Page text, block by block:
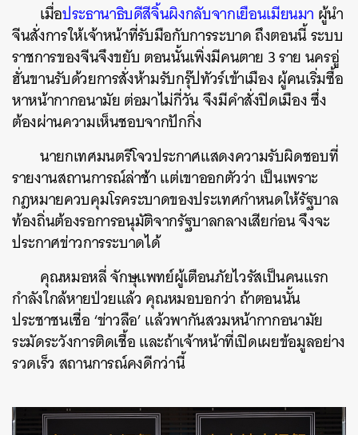
เมื่อประธานาธิบดีสีจิ้นผิงกลับจากเยือนเมียนมา ผู้นำ
จีนสั่งการให้เจ้าหน้าที่รับมือกับการระบาด ถึงตอนนี้ ระบบ
ราชการของจีนจึงขยับ ตอนนั้นเพิ่งมีคนตาย 3 ราย นครอู่
ฮั่นขานรับด้วยการสั่งห้ามรับกรุ๊ปทัวร์เข้าเมือง ผู้คนเริ่มซื้อ
หาหน้ากากอนามัย ต่อมาไม่กี่วัน จึงมีคำสั่งปิดเมือง ซึ่ง
ต้องผ่านความเห็นชอบจากปักกิ่ง
นายกเทศมนตรีโจวประกาศแสดงความรับผิดชอบที่
รายงานสถานการณ์ล่าช้า แต่เขาออกตัวว่า เป็นเพราะ
กฎหมายควบคุมโรคระบาดของประเทศกำหนดให้รัฐบาล
ท้องถิ่นต้องรอการอนุมัติจากรัฐบาลกลางเสียก่อน จึงจะ
ประกาศข่าวการระบาดได้
คุณหมอหลี่ จักษุแพทย์ผู้เตือนภัยไวรัสเป็นคนแรก
กำลังใกล้หายป่วยแล้ว คุณหมอบอกว่า ถ้าตอนนั้น
ประชาชนเชื่อ ‘ข่าวลือ’ แล้วพากันสวมหน้ากากอนามัย
ระมัดระวังการติดเชื้อ และถ้าเจ้าหน้าที่เปิดเผยข้อมูลอย่าง
รวดเร็ว สถานการณ์คงดีกว่านี้